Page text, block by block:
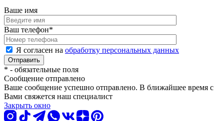
Ваше имя
Ваш телефон*
Я согласен на обработку персональных данных
* - обязательные поля
Сообщение отправлено
Ваше сообщение успешно отправлено. В ближайшее время с
Вами свяжется наш специалист
Закрыть окно